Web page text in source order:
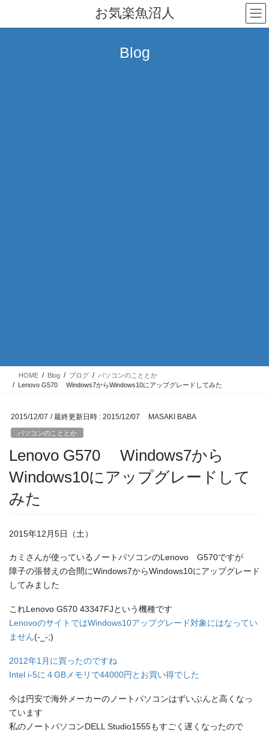
テ
ゲ
お気楽魚沼人
Blog
HOME Blog ブログ
パソコンのこととか
Lenovo G570 Windows7からWindows10にアップグレードしてみた
2015/12/07 / 最終更新日時 : 2015/12/07 MASAKI BABA
パソコンのこととか
Lenovo G570 Windows7から
Windows10にアップグレードして
みた
2015年12月5日（土）
カミさんが使っているノートパソコンのLenovo G570ですが
障子の張替えの合間にWindows7からWindows10にアップグレード
してみました
これLenovo G570 43347FJという機種です
LenovoのサイトではWindows10アップグレード対象にはなってい
ません(-_-;)
2012年1月に買ったのですね
Intel i-5に４GBメモリで44000円とお買い得でした
今は円安で海外メーカーのノートパソコンはずいぶんと高くなっ
ています
私のノートパソコンDELL Studio1555もすごく遅くなったので